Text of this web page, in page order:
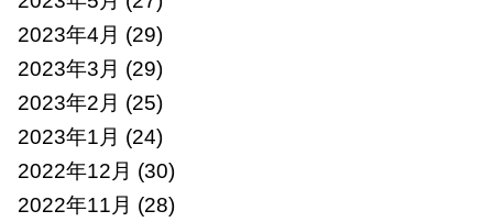
2023年4月 (29)
2023年3月 (29)
2023年2月 (25)
2023年1月 (24)
2022年12月 (30)
2022年11月 (28)